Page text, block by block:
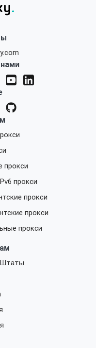
прокси
прокси
прокси
прокси
прокси